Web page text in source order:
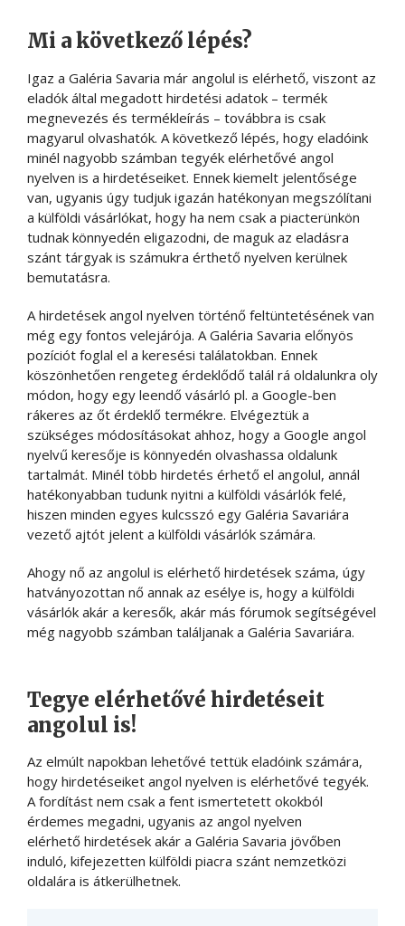
Mi a következő lépés?
Igaz a Galéria Savaria már angolul is elérhető, viszont az
eladók által megadott hirdetési adatok – termék
megnevezés és termékleírás – továbbra is csak
magyarul olvashatók. A következő lépés, hogy eladóink
minél nagyobb számban tegyék elérhetővé angol
nyelven is a hirdetéseiket. Ennek kiemelt jelentősége
van, ugyanis úgy tudjuk igazán hatékonyan megszólítani
a külföldi vásárlókat, hogy ha nem csak a piacterünkön
tudnak könnyedén eligazodni, de maguk az eladásra
szánt tárgyak is számukra érthető nyelven kerülnek
bemutatásra.
A hirdetések angol nyelven történő feltüntetésének van
még egy fontos velejárója. A Galéria Savaria előnyös
pozíciót foglal el a keresési találatokban. Ennek
köszönhetően rengeteg érdeklődő talál rá oldalunkra oly
módon, hogy egy leendő vásárló pl. a Google-ben
rákeres az őt érdeklő termékre. Elvégeztük a
szükséges módosításokat ahhoz, hogy a Google angol
nyelvű keresője is könnyedén olvashassa oldalunk
tartalmát. Minél több hirdetés érhető el angolul, annál
hatékonyabban tudunk nyitni a külföldi vásárlók felé,
hiszen minden egyes kulcsszó egy Galéria Savariára
vezető ajtót jelent a külföldi vásárlók számára.
Ahogy nő az angolul is elérhető hirdetések száma, úgy
hatványozottan nő annak az esélye is, hogy a külföldi
vásárlók akár a keresők, akár más fórumok segítségével
még nagyobb számban találjanak a Galéria Savariára.
Tegye elérhetővé hirdetéseit
angolul is!
Az elmúlt napokban lehetővé tettük eladóink számára,
hogy hirdetéseiket angol nyelven is elérhetővé tegyék.
A fordítást nem csak a fent ismertetett okokból
érdemes megadni, ugyanis az angol nyelven
elérhető hirdetések akár a Galéria Savaria jövőben
induló, kifejezetten külföldi piacra szánt nemzetközi
oldalára is átkerülhetnek.